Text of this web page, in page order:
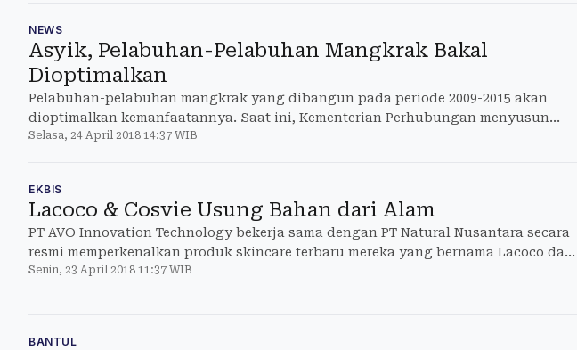
NEWS
Asyik, Pelabuhan-Pelabuhan Mangkrak Bakal
Dioptimalkan
Pelabuhan-pelabuhan mangkrak yang dibangun pada periode 2009-2015 akan
dioptimalkan kemanfaatannya. Saat ini, Kementerian Perhubungan menyusun
rencana untuk mengoptimalkan 26 pelabuhan yang mangkrak, mulai dari hibah
Selasa, 24 April 2018 14:37 WIB
EKBIS
Lacoco & Cosvie Usung Bahan dari Alam
PT AVO Innovation Technology bekerja sama dengan PT Natural Nusantara secara
resmi memperkenalkan produk skincare terbaru mereka yang bernama Lacoco dan
Cosvie. Mengusung tema Bringing New Hope, Through Nature beberapa produk
Senin, 23 April 2018 11:37 WIB
BANTUL